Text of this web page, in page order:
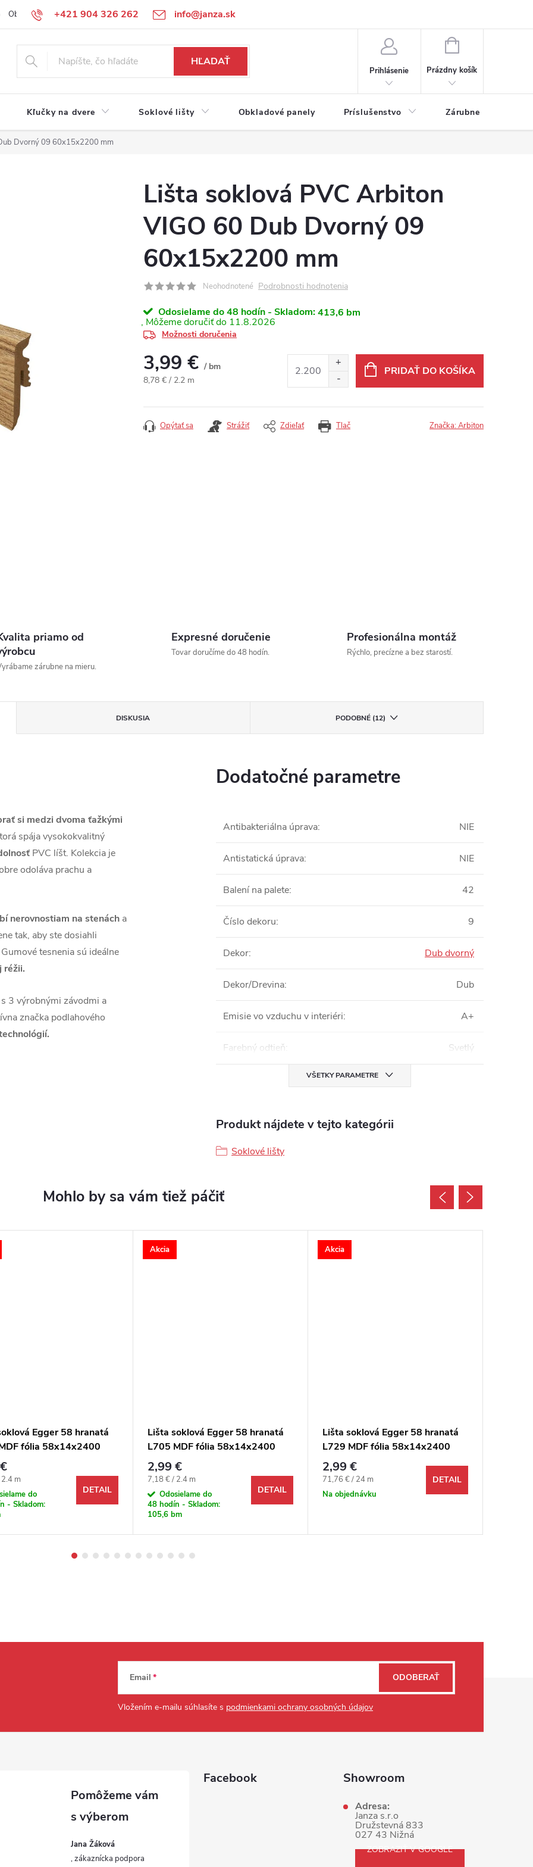
+421 904 326 262 info@janza.sk
Obchodné podmienky Reklamačné podmienky Podmienky ochrany osobných údajov
HĽADAŤ
Prihlásenie
NÁKUPNÝ KOŠÍK
Prázdny košík
Kľučky na dvere Soklové lišty Obkladové panely Príslušenstvo Zárubne
Dvorný 09 60x15x2200 mm
Lišta soklová PVC Arbiton
VIGO 60 Dub Dvorný 09
60x15x2200 mm
Neohodnotené Podrobnosti hodnotenia
Odosielame do 48 hodín - Skladom:413,6 bm
11.8.2026
Možnosti doručenia
3,99 € / bm
Jednotková cena:
8,78 € / 2.2 m
PRIDAŤ DO KOŠÍKA
Tlač
Opýtať sa Strážiť Zdieľať Značka:Arbiton
priamo od
zárubne na mieru.
Expresné doručenie
Tovar doručíme do 48 hodín.
Profesionálna montáž
Rýchlo, precízne a bez starostí.
DISKUSIA PODOBNÉ (12)
si medzi dvoma ťažkými
spája vysokokvalitný
PVC líšt. Kolekcia je
odoláva prachu a
nerovnostiam na stenách a
tak, aby ste dosiahli
tesnenia sú ideálne
réžii.
s 3 výrobnými závodmi a
značka podlahového
Dodatočné parametre
Antibakteriálna úprava: NIE
Antistatická úprava: NIE
Balení na palete: 42
Číslo dekoru: 9
Dekor: Dub dvorný
Dekor/Drevina: Dub
Emisie vo vzduchu v interiéri: A+
Farebný odtieň: Svetlý
VŠETKY PARAMETRE
Produkt nájdete v tejto kategórii
Soklové lišty
Egger 58 hranatá
fólia 58x14x2400
cena:
m
do
- Skladom:
DETAIL
Akcia
Lišta soklová Egger 58 hranatá
L705 MDF fólia 58x14x2400
mm
2,99 €
Jednotková cena:
7,18 € / 2.4 m
Odosielame do
48 hodín - Skladom:
105,6 bm
DETAIL
Akcia
Lišta soklová Egger 58 hranatá
L729 MDF fólia 58x14x2400
mm
2,99 €
Jednotková cena:
71,76 € / 24 m
Na objednávku
DETAIL
Email
Vložením e-mailu súhlasíte s podmienkami ochrany osobných údajov
ODOBERAŤ
Jana Žáková
Facebook Showroom
Adresa:
Janza s.r.o
Družstevná 833
027 43 Nižná
ZOBRAZIŤ V GOOGLE